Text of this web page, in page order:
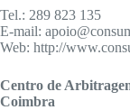
Tel.: 289 823 135
E-mail:
Web: http://
Centro de
Coimbra